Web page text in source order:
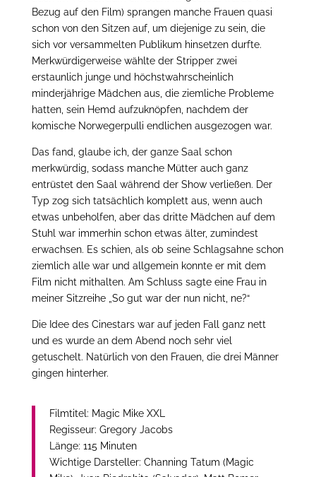
Bezug auf den Film) sprangen manche Frauen quasi
schon von den Sitzen auf, um diejenige zu sein, die
sich vor versammelten Publikum hinsetzen durfte.
Merkwürdigerweise wählte der Stripper zwei
erstaunlich junge und höchstwahrscheinlich
minderjährige Mädchen aus, die ziemliche Probleme
hatten, sein Hemd aufzuknöpfen, nachdem der
komische Norwegerpulli endlichen ausgezogen war.
Das fand, glaube ich, der ganze Saal schon
merkwürdig, sodass manche Mütter auch ganz
entrüstet den Saal während der Show verließen. Der
Typ zog sich tatsächlich komplett aus, wenn auch
etwas unbeholfen, aber das dritte Mädchen auf dem
Stuhl war immerhin schon etwas älter, zumindest
erwachsen. Es schien, als ob seine Schlagsahne schon
ziemlich alle war und allgemein konnte er mit dem
Film nicht mithalten. Am Schluss sagte eine Frau in
meiner Sitzreihe „So gut war der nun nicht, ne?“
Die Idee des Cinestars war auf jeden Fall ganz nett
und es wurde an dem Abend noch sehr viel
getuschelt. Natürlich von den Frauen, die drei Männer
gingen hinterher.
Filmtitel: Magic Mike XXL
Regisseur: Gregory Jacobs
Länge: 115 Minuten
Wichtige Darsteller: Channing Tatum (Magic